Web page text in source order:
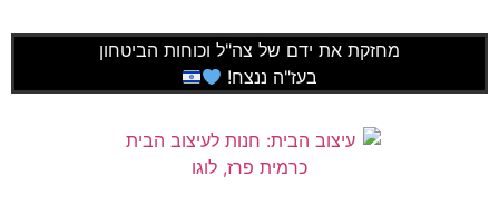
מחזקת את ידם של צה"ל וכוחות הביטחון
בעז"ה ננצח!